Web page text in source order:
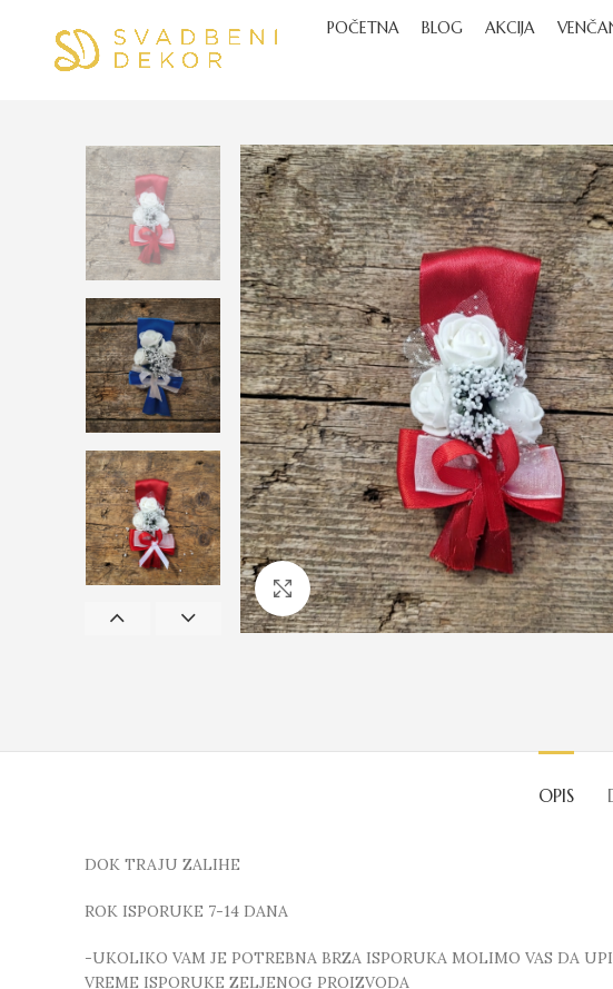
POČETNA BLOG AKCIJA
Click to enlarge
OPIS
DOK TRAJU ZALIHE
ROK ISPORUKE 7-14 DANA
-UKOLIKO VAM JE POTREBNA BRZA ISPORUKA MOLIMO VAS DA
VREME ISPORUKE ZELJENOG PROIZVODA